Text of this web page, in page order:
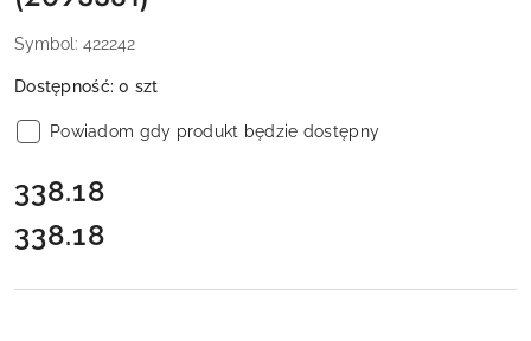
Symbol: 422242
Dostępność:0 szt
Powiadom gdy produkt będzie dostępny
cena:
338.18
Cena:
338.18